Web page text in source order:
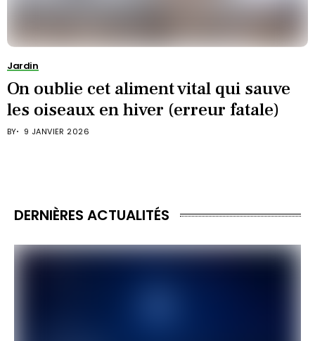
Jardin
On oublie cet aliment vital qui sauve
les oiseaux en hiver (erreur fatale)
BY 9 JANVIER 2026
DERNIÈRES ACTUALITÉS